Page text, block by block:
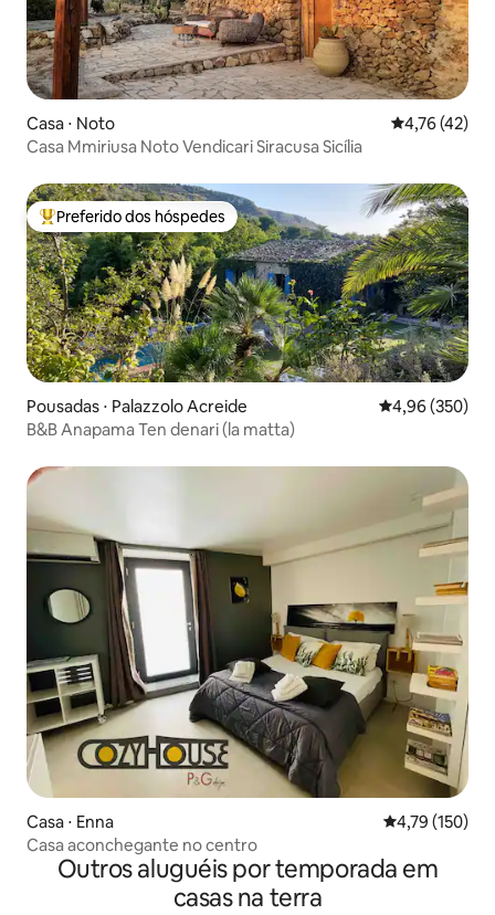
Casa ⋅ Noto 4,76 de uma
4,76 (42)
Casa Mmiriusa Noto Vendicari Siracusa Sicília
Entre os melhores preferidos dos hóspedes
Preferido dos hóspedes
Pousadas ⋅ Palazzolo Acreide 4,96 de uma
4,96 (350)
B&B Anapama Ten denari (la matta)
Casa ⋅ Enna 4,79 de uma
4,79 (150)
Casa aconchegante no centro
Outros aluguéis por temporada em
casas na terra